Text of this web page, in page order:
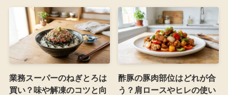
業務スーパーのねぎとろは
買い？味や解凍のコツと向
酢豚の豚肉部位はどれが合
う？肩ロースやヒレの使い